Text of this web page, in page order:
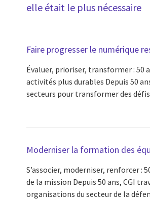
elle était le plus nécessaire
Faire progresser le numérique
Évaluer, prioriser, transformer : 50
activités plus durables Depuis 50
secteurs pour transformer des
Moderniser la formation des
S’associer, moderniser, renforcer :
de la mission Depuis 50 ans, CGI
organisations du secteur de la